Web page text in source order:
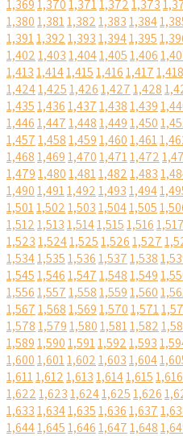
1,3691,3701,3711,3721,373
1,3801,3811,3821,3831,384
1,3911,3921,3931,3941,395
1,4021,4031,4041,4051,406
1,4131,4141,4151,4161,4171,418
1,4241,4251,4261,4271,428
1,4351,4361,4371,4381,439
1,4461,4471,4481,4491,450
1,4571,4581,4591,4601,461
1,4681,4691,4701,4711,472
1,4791,4801,4811,4821,483
1,4901,4911,4921,4931,494
1,5011,5021,5031,5041,505
1,5121,5131,5141,5151,5161,517
1,5231,5241,5251,5261,527
1,5341,5351,5361,5371,538
1,5451,5461,5471,5481,549
1,5561,5571,5581,5591,560
1,5671,5681,5691,5701,571
1,5781,5791,5801,5811,582
1,5891,5901,5911,5921,593
1,6001,6011,6021,6031,604
1,6111,6121,6131,6141,6151,616
1,6221,6231,6241,6251,626
1,6331,6341,6351,6361,637
1,6441,6451,6461,6471,648